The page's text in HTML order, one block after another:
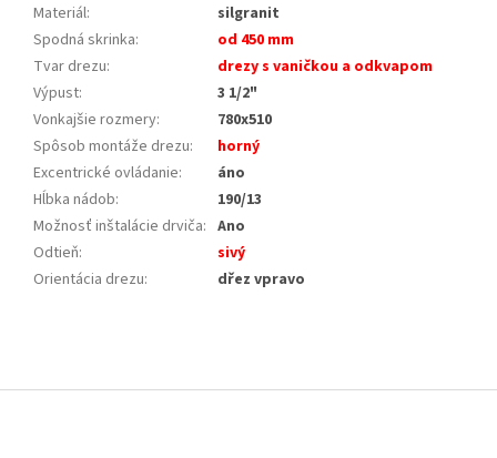
Materiál:
silgranit
Spodná skrinka:
od 450 mm
Tvar drezu:
drezy s vaničkou a odkvapom
Výpust:
3 1/2"
Vonkajšie rozmery:
780x510
Spôsob montáže drezu:
horný
Excentrické ovládanie:
áno
Hĺbka nádob:
190/13
Možnosť inštalácie drviča: Ano
Odtieň:
sivý
Orientácia drezu: dřez vpravo
á